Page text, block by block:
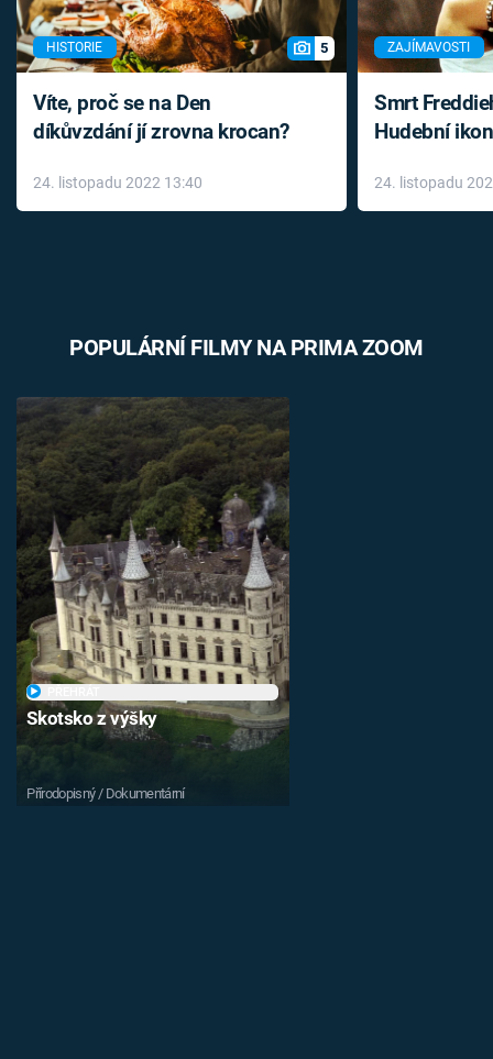
HISTORIE 5
Víte, proč se na Den
díkůvzdání jí zrovna krocan?
24. listopadu 2022 13:40
ZAJÍMAVOSTI
Smrt
Hudební
léky
24. listopadu
POPULÁRNÍ FILMY NA PRIMA ZOOM
Skotsko z výšky
Přírodopisný / Dokumentární